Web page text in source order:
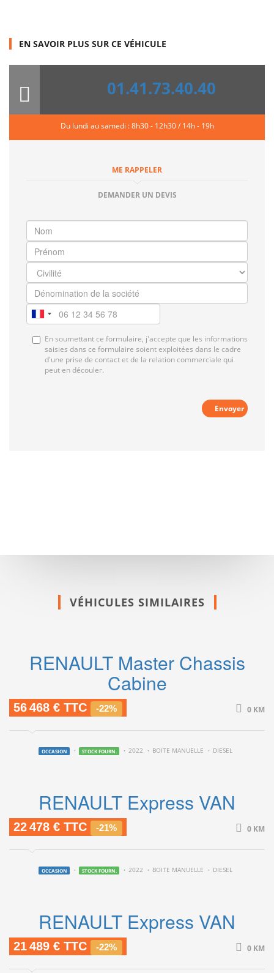
EN SAVOIR PLUS SUR CE VÉHICULE
01.41.73.40.40
Du lundi au samedi : 8h30 - 12h30 / 14h - 19h
ME RAPPELER
DEMANDER UN DEVIS
En soumettant ce formulaire, j'accepte que les informations
saisies dans ce formulaire soient exploitées dans le cadre
d'une prise de contact et de la relation commerciale qui
peut en découler.
Envoyer
VÉHICULES SIMILAIRES
RENAULT Master Chassis
Cabine
56 468 € TTC -22% 0 KM
OCCASION STOCK FOURN. 2022 BOITE MANUELLE DIESEL
RENAULT Express VAN
22 478 € TTC -21% 0 KM
OCCASION STOCK FOURN. 2022 BOITE MANUELLE DIESEL
RENAULT Express VAN
21 489 € TTC -22% 0 KM